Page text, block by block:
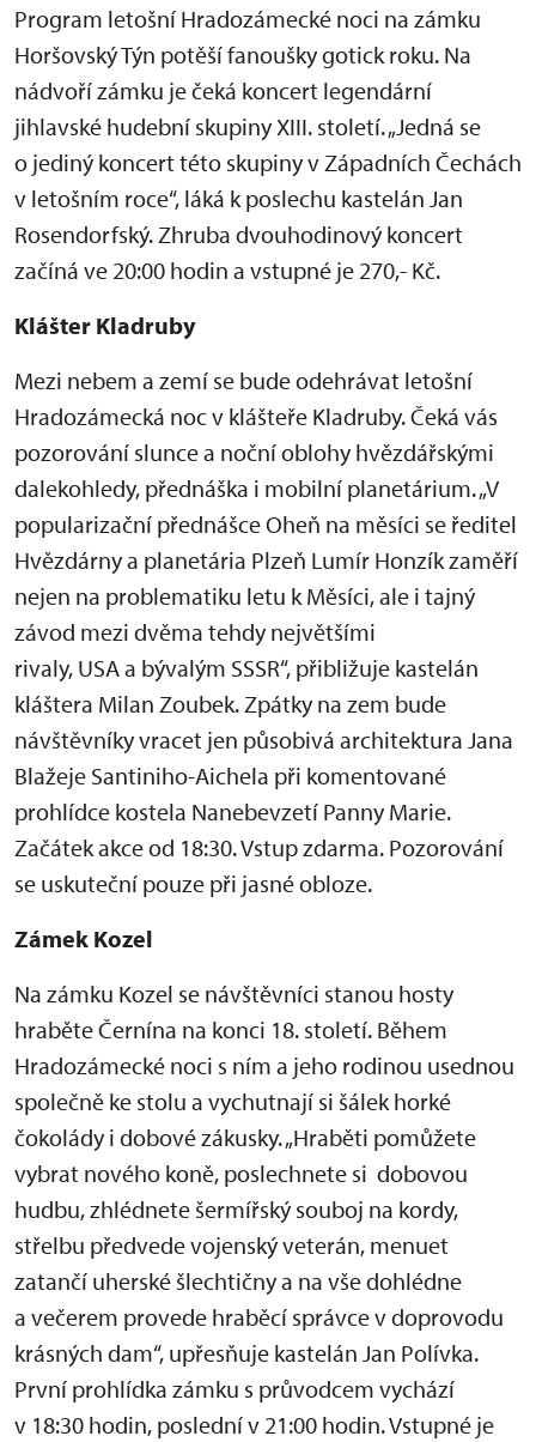
Program letošní Hradozámecké noci na zámku
Horšovský Týn potěší fanoušky gotick roku. Na
nádvoří zámku je čeká koncert legendární
jihlavské hudební skupiny XIII. století. „Jedná se
o jediný koncert této skupiny v Západních Čechách
v letošním roce“, láká k poslechu kastelán Jan
Rosendorfský. Zhruba dvouhodinový koncert
začíná ve 20:00 hodin a vstupné je 270,- Kč.
Klášter Kladruby
Mezi nebem a zemí se bude odehrávat letošní
Hradozámecká noc v klášteře Kladruby. Čeká vás
pozorování slunce a noční oblohy hvězdářskými
dalekohledy, přednáška i mobilní planetárium. „V
popularizační přednášce Oheň na měsíci se ředitel
Hvězdárny a planetária Plzeň Lumír Honzík zaměří
nejen na problematiku letu k Měsíci, ale i tajný
závod mezi dvěma tehdy největšími
rivaly, USA a bývalým SSSR“, přibližuje kastelán
kláštera Milan Zoubek. Zpátky na zem bude
návštěvníky vracet jen působivá architektura Jana
Blažeje Santiniho-Aichela při komentované
prohlídce kostela Nanebevzetí Panny Marie.
Začátek akce od 18:30. Vstup zdarma. Pozorování
se uskuteční pouze při jasné obloze.
Zámek Kozel
Na zámku Kozel se návštěvníci stanou hosty
hraběte Černína na konci 18. století. Během
Hradozámecké noci s ním a jeho rodinou usednou
společně ke stolu a vychutnají si šálek horké
čokolády i dobové zákusky. „Hraběti pomůžete
vybrat nového koně, poslechnete si dobovou
hudbu, zhlédnete šermířský souboj na kordy,
střelbu předvede vojenský veterán, menuet
zatančí uherské šlechtičny a na vše dohlédne
a večerem provede hraběcí správce v doprovodu
krásných dam“, upřesňuje kastelán Jan Polívka.
První prohlídka zámku s průvodcem vychází
v 18:30 hodin, poslední v 21:00 hodin. Vstupné je